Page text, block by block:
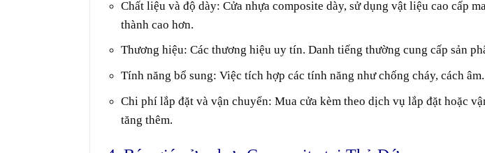
Chất liệu và độ dày: Cửa nhựa composite dày, sử dụng vật liệu cao cấp
thành cao hơn.
Thương hiệu: Các thương hiệu uy tín. Danh tiếng thường cung cấp sản
Tính năng bổ sung: Việc tích hợp các tính năng như chống cháy, cách
Chi phí lắp đặt và vận chuyển: Mua cửa kèm theo dịch vụ lắp đặt hoặc
tăng thêm.